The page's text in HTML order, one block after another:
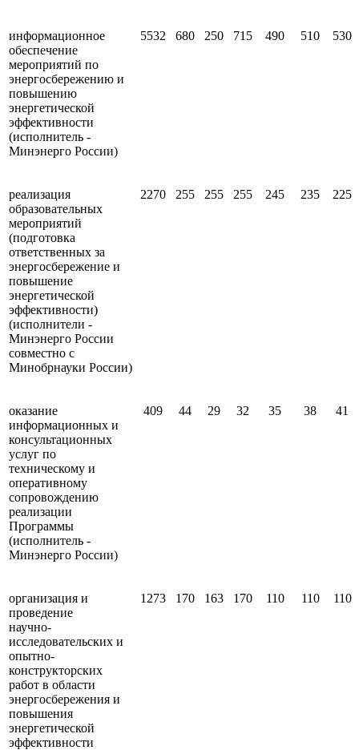
информационное
обеспечение
мероприятий по
энергосбережению и
повышению
энергетической
эффективности
(исполнитель -
Минэнерго России)
5532 680 250 715 490 510 530
реализация
образовательных
мероприятий
(подготовка
ответственных за
энергосбережение и
повышение
энергетической
эффективности)
(исполнители -
Минэнерго России
совместно с
Минобрнауки России)
2270 255 255 255 245 235 225
оказание
информационных и
консультационных
услуг по
техническому и
оперативному
сопровождению
реализации
Программы
(исполнитель -
Минэнерго России)
409 44 29 32 35 38 41
организация и
проведение
научно-
исследовательских и
опытно-
конструкторских
работ в области
энергосбережения и
повышения
энергетической
эффективности
1273 170 163 170 110 110 110